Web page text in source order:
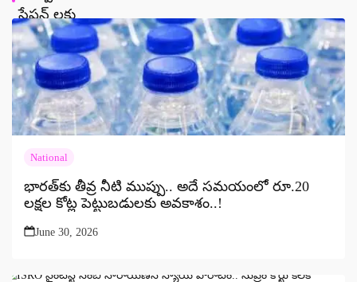
National
భారత్‌కు తీవ్ర నీటి ముప్పు.. అదే సమయంలో రూ.20
లక్షల కోట్ల పెట్టుబడులకు అవకాశం..!
June 30, 2026